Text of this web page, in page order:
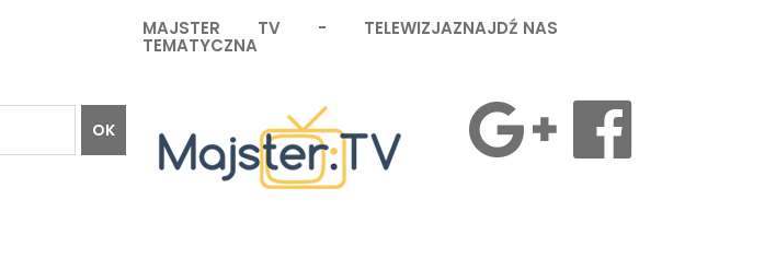
OK
MAJSTER TV - TELEWIZJA
TEMATYCZNA
ZNAJDŹ NAS